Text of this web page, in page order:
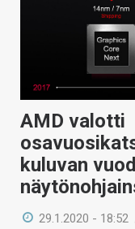
AMD valotti
kuluvan
29.1.2020 - 18:52